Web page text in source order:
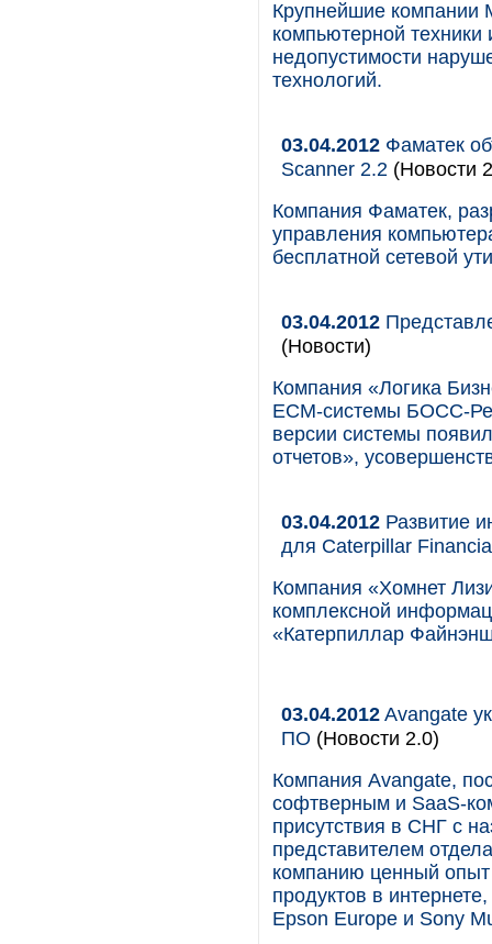
Крупнейшие компании
компьютерной техники
недопустимости
технологий.
03.04.2012 Фаматек
Scanner 2.2 (Новости
Компания Фаматек,
управления
бесплатной сетевой
03.04.2012
(Новости)
Компания «Логика
ECM-системы БОСС-
версии системы
отчетов»,
03.04.2012 Развитие
для Caterpillar
Компания «Хомнет
комплексной
«Катерпиллар
03.04.2012Avangate
ПО (Новости 2.0)
Компания Avangate,
софтверным и SaaS-
присутствия в СНГ с
представителем
компанию ценный
продуктов в
Epson Europe и Sony